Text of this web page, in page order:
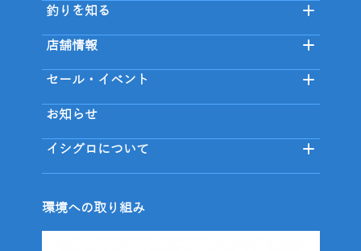
釣りを知る
店舗情報
セール・イベント
お知らせ
イシグロについて
環境への取り組み